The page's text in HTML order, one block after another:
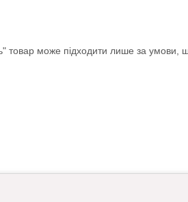
товар може підходити лише за умови,